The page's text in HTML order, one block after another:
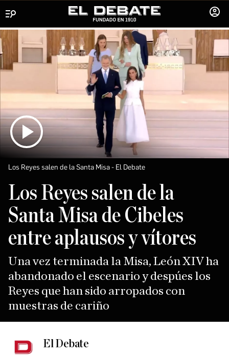
SESIÓN
Los Reyes salen de la Santa Misa El Debate
Los Reyes salen de la
Santa Misa de Cibeles
entre aplausos y vítores
Una vez terminada la Misa, León XIV ha
abandonado el escenario y despúes los
Reyes que han sido arropados con
muestras de cariño
El Debate